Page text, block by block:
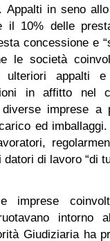
. Appalti in seno
il 10% delle
concessione e
le società
appalti e
in affitto nel
diverse imprese
ed
di lavoro “di
imprese
intorno
Giudiziaria ha